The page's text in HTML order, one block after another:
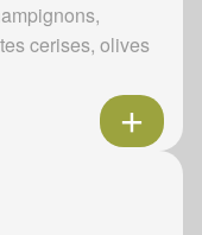
cerises, olives